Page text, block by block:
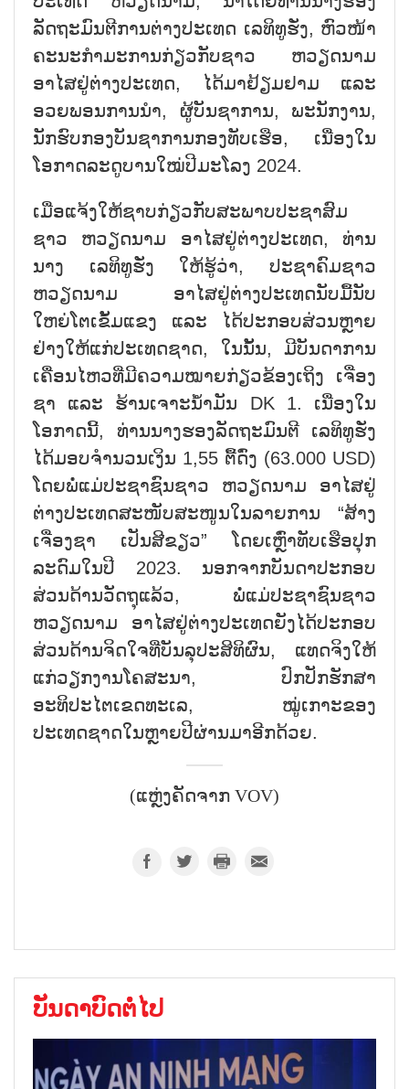
ລັດຖະມົນຕີການຕ່າງປະເທດ ເລທິທູຮັ່ງ, ຫົວໜ້າ
ຄະນະກຳມະການກ່ຽວກັບຊາວ ຫວຽດນາມ
ອາໄສຢູ່ຕ່າງປະເທດ, ໄດ້ມາຢ້ຽມຢາມ ແລະ
ອວຍພອນການນຳ, ຜູ້ບັນຊາການ, ພະນັກງານ,
ນັກຮົບກອງບັນຊາການກອງທັບເຮືອ, ເນື່ອງໃນ
ໂອກາດລະດູບານໃໝ່ປີມະໂລງ 2024.
ເມື່ອແຈ້ງໃຫ້ຊາບກ່ຽວກັບສະພາບປະຊາສົມ
ຊາວ ຫວຽດນາມ ອາໄສຢູ່ຕ່າງປະເທດ, ທ່ານ
ນາງ ເລທິທູຮັ່ງ ໃຫ້ຮູ້ວ່າ, ປະຊາຄົມຊາວ
ຫວຽດນາມ ອາໄສຢູ່ຕ່າງປະເທດນັບມື້ນັບ
ໃຫຍ່ໂຕເຂັ້ມແຂງ ແລະ ໄດ້ປະກອບສ່ວນຫຼາຍ
ຢ່າງໃຫ້ແກ່ປະເທດຊາດ, ໃນນັ້ນ, ມີບັນດາການ
ເຄື່ອນໄຫວທີ່ມີຄວາມໝາຍກ່ຽວຂ້ອງເຖິງ ເຈື່ອງ
ຊາ ແລະ ຮ້ານເຈາະນ້ຳມັນ DK 1. ເນື່ອງໃນ
ໂອກາດນີ້, ທ່ານນາງຮອງລັດຖະມົນຕີ ເລທິທູຮັ່ງ
ໄດ້ມອບຈຳນວນເງິນ 1,55 ຕື້ດົ່ງ (63.000 USD)
ໂດຍພໍ່ແມ່ປະຊາຊົນຊາວ ຫວຽດນາມ ອາໄສຢູ່
ຕ່າງປະເທດສະໜັບສະໜູນໃນລາຍການ “ສ້າງ
ເຈື່ອງຊາ ເປັນສີຂຽວ” ໂດຍເຫຼົ່າທັບເຮືອປຸກ
ລະດົມໃນປີ 2023. ນອກຈາກບັນດາປະກອບ
ສ່ວນດ້ານວັດຖຸແລ້ວ, ພໍ່ແມ່ປະຊາຊົນຊາວ
ຫວຽດນາມ ອາໄສຢູ່ຕ່າງປະເທດຍັງໄດ້ປະກອບ
ສ່ວນດ້ານຈິດໃຈທີ່ບັນລຸປະສິທິຜົນ, ແທດຈິງໃຫ້
ແກ່ວຽກງານໂຄສະນາ, ປົກປັກຮັກສາ
ອະທິປະໄຕເຂດທະເລ, ໝູ່ເກາະຂອງ
ປະເທດຊາດໃນຫຼາຍປີຜ່ານມາອີກດ້ວຍ.
(ແຫຼ່ງຄັດຈາກ VOV)
ບັນດາບົດຕໍ່ໄປ